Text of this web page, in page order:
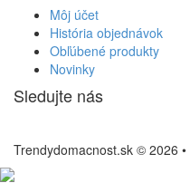
Môj účet
História objednávok
Obľúbené produkty
Novinky
Sledujte nás
Trendydomacnost.sk © 2026 •